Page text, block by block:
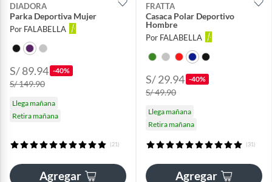
DIADORA
Parka Deportiva Mujer
Por FALABELLA
S/ 89.94 -40%
S/ 149.90
Llega mañana
Retira mañana
(21)
Agregar
FRATTA
Casaca Polar Deportivo
Hombre
Por FALABELLA
S/ 29.94 -40%
S/ 49.90
Llega mañana
Retira mañana
(31)
Agregar